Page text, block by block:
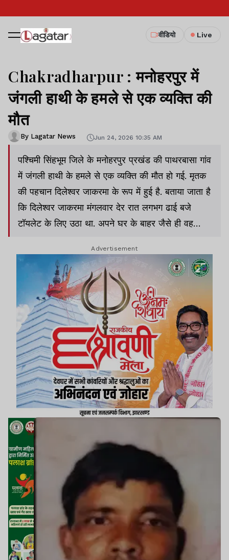
वीडियो Live
Chakradharpur : मनोहरपुर में
जंगली हाथी के हमले से एक व्यक्ति की
मौत
By Lagatar News Jun 24, 2026 10:35 AM
पश्चिमी सिंहभूम जिले के मनोहरपुर प्रखंड की पाथरबासा गांव
में जंगली हाथी के हमले से एक व्यक्ति की मौत हो गई. मृतक
की पहचान दिलेश्वर जाकरमा के रूप में हुई है. बताया जाता है
कि दिलेश्वर जाकरमा मंगलवार देर रात लगभग ढाई बजे
टॉयलेट के लिए उठा था. अपने घर के बाहर जैसे ही वह
Advertisement